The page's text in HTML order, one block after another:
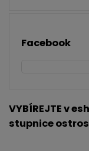
Facebook
VYBÍREJTE v
stupnice